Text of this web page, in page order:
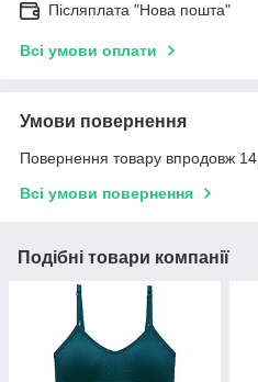
Післяплата "Нова пошта"
Всі умови оплати
Умови повернення
Повернення товару впродовж 14
Всі умови повернення
Подібні товари компанії